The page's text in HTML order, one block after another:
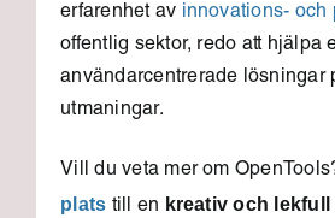
erfarenhet av innovations- och
offentlig sektor, redo att hjälpa
användarcentrerade lösningar
utmaningar.
Vill du veta mer om
plats till en kreativ och